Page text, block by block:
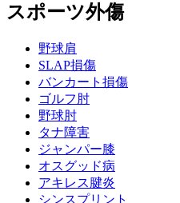
スポーツ外傷
野球肩
SLAP損傷
バンカート損傷
ゴルフ肘
野球肘
タナ障害
ジャンパー膝
オスグッド病
アキレス腱炎
シンスプリント